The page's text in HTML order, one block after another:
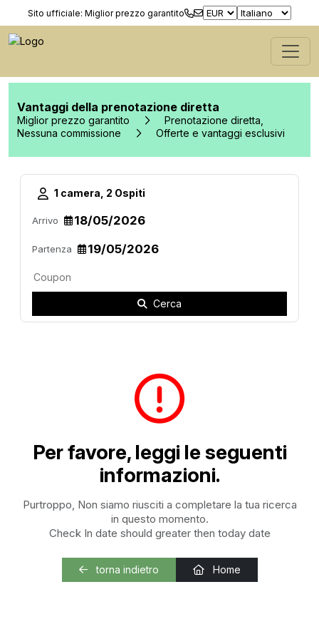
Sito ufficiale: Miglior prezzo garantito
Vantaggi della prenotazione diretta
Miglior prezzo garantito
Prenotazione diretta,
Nessuna commissione
Offerte e vantaggi esclusivi
1 camera, 2 Ospiti
Arrivo
Partenza
Cerca
Per favore, leggi le seguenti
informazioni.
Purtroppo, Non siamo riusciti a completare la tua ricerca
in questo momento.
Check In date should greater then today date
torna indietro Home